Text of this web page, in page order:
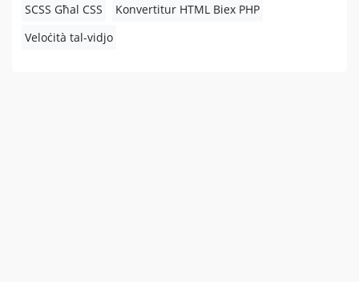
SCSS Għal CSS
Konvertitur HTML Biex PHP
Veloċità tal-vidjo